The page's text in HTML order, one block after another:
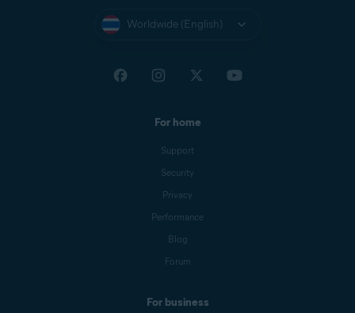
Worldwide (English)
For home
Support
Security
Privacy
Performance
Blog
Forum
For business